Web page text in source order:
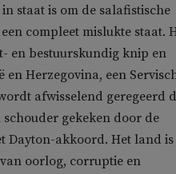
staat is om de salafistische
compleet mislukte staat.
en bestuurskundig knip en
Herzegovina, een
afwisselend geregeerd
schouder gekeken door de
Dayton-akkoord. Het land is
oorlog, corruptie en